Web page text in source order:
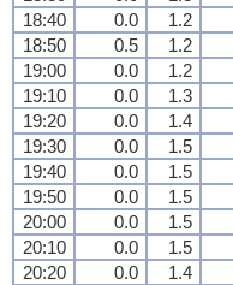
18:40
0.0 1.2
18:50
0.5 1.2
19:00
0.0 1.2
19:10
0.0 1.3
19:20
0.0 1.4
19:30
0.0 1.5
19:40
0.0 1.5
19:50
0.0 1.5
20:00
0.0 1.5
20:10
0.0 1.5
20:20
0.0 1.4